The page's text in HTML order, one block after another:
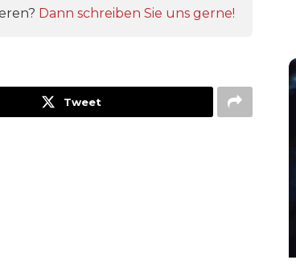
Dann schreiben Sie uns gerne!
Tweet